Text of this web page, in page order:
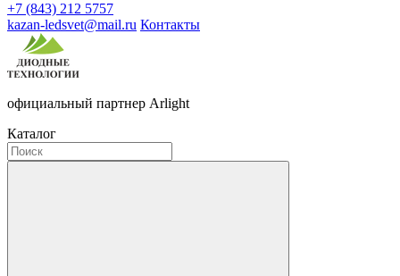
+7 (843) 212 5757
kazan-ledsvet@mail.ru Контакты
официальный партнер Arlight
Каталог